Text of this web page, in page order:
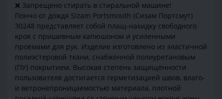
❌ Запрещено стирать в стиральной машине!
Пончо от дождя Sizam Portsmouth (Сизам Портсмут)
30248 представляет собой плащ-накидку свободного
кроя с пришивным капюшоном и усиленными
проёмами для рук. Изделие изготовлено из эластичной
полиэстеровой ткани, снабжённой полиуретановым
(ПУ) покрытием. Высокая степень защищённости
пользователя достигается герметизацией швов, влаго-
и ветронепроницаемостью материала, плотной